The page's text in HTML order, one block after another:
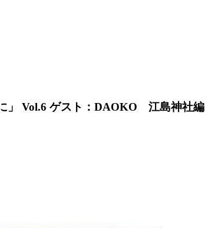
」 Vol.6 ゲスト：DAOKO 江島神社編